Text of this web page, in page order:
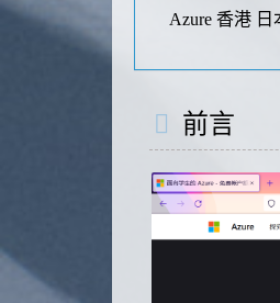
Azure 香港
前言